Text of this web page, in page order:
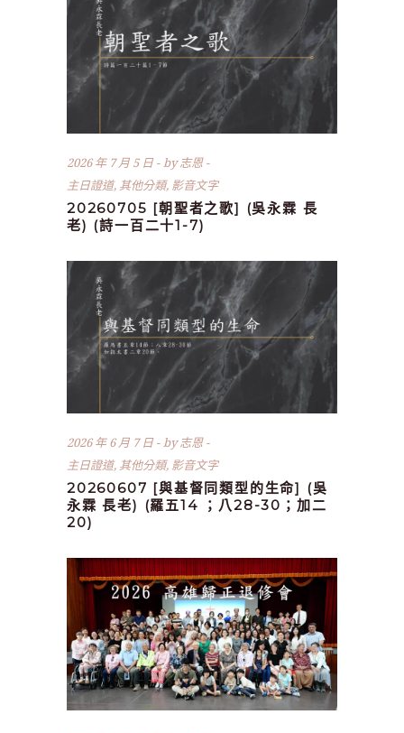
2026 年 7 月 5 日 by志恩
主日證道, 其他分類, 影音文字
20260705 [朝聖者之歌] (吳永霖 長
老) (詩一百二十1-7)
2026 年 6 月 7 日 by志恩
主日證道, 其他分類, 影音文字
20260607 [與基督同類型的生命] (吳
永霖 長老) (羅五14 ；八28-30；加二
20)